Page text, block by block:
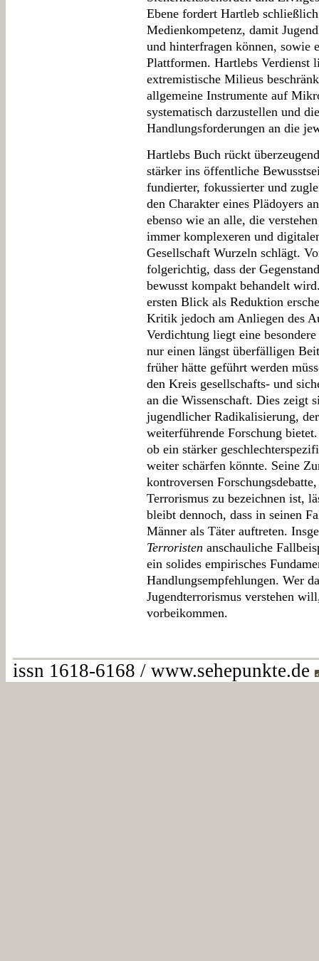
Ebene fordert Hartleb
Medienkompetenz, damit
und hinterfragen können, sowie
Plattformen. Hartlebs Verdienst
extremistische Milieus
allgemeine Instrumente auf
systematisch darzustellen und
Handlungsforderungen an die
Hartlebs Buch rückt
stärker ins öffentliche
fundierter, fokussierter und
den Charakter eines Plädoyers
ebenso wie an alle, die
immer komplexeren und
Gesellschaft Wurzeln schlägt.
folgerichtig, dass der
bewusst kompakt behandelt
ersten Blick als Reduktion
Kritik jedoch am Anliegen des
Verdichtung liegt eine
nur einen längst überfälligen
früher hätte geführt werden
den Kreis gesellschafts- und
an die Wissenschaft. Dies zeigt
jugendlicher Radikalisierung,
weiterführende Forschung
ob ein stärker
weiter schärfen könnte. Seine
kontroversen
Terrorismus zu bezeichnen ist,
bleibt dennoch, dass in seinen
Männer als Täter auftreten.
Terroristen anschauliche
ein solides empirisches
Handlungsempfehlungen. Wer
Jugendterrorismus verstehen
vorbeikommen.
issn 1618-6168 / www.sehepunkte.de